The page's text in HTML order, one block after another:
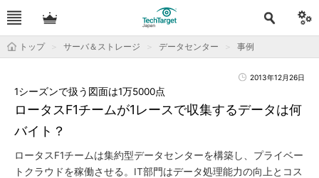
トップ サーバ＆ストレージ データセンター 事例
2013年12月26日
ロータスF1チームが1レースで収集するデータは何
バイト？
1シーズンで扱う図面は1万5000点
ロータスF1チームは集約型データセンターを構築し、プライベー
トクラウドを稼働させる。IT部門はデータ処理能力の向上とコス